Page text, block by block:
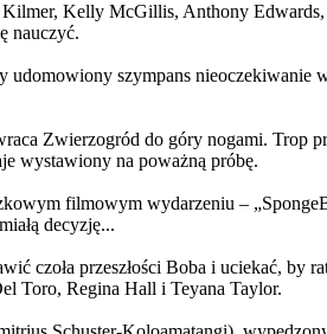
Kelly McGillis, Anthony
nauczyć.
szympans nieoczekiwanie
Zwierzogród do góry nogami. Trop
wystawiony na poważną próbę.
filmowym wydarzeniu –
decyzję...
czoła przeszłości Boba i uciekać, by
Toro, Regina Hall i Teyana Taylor.